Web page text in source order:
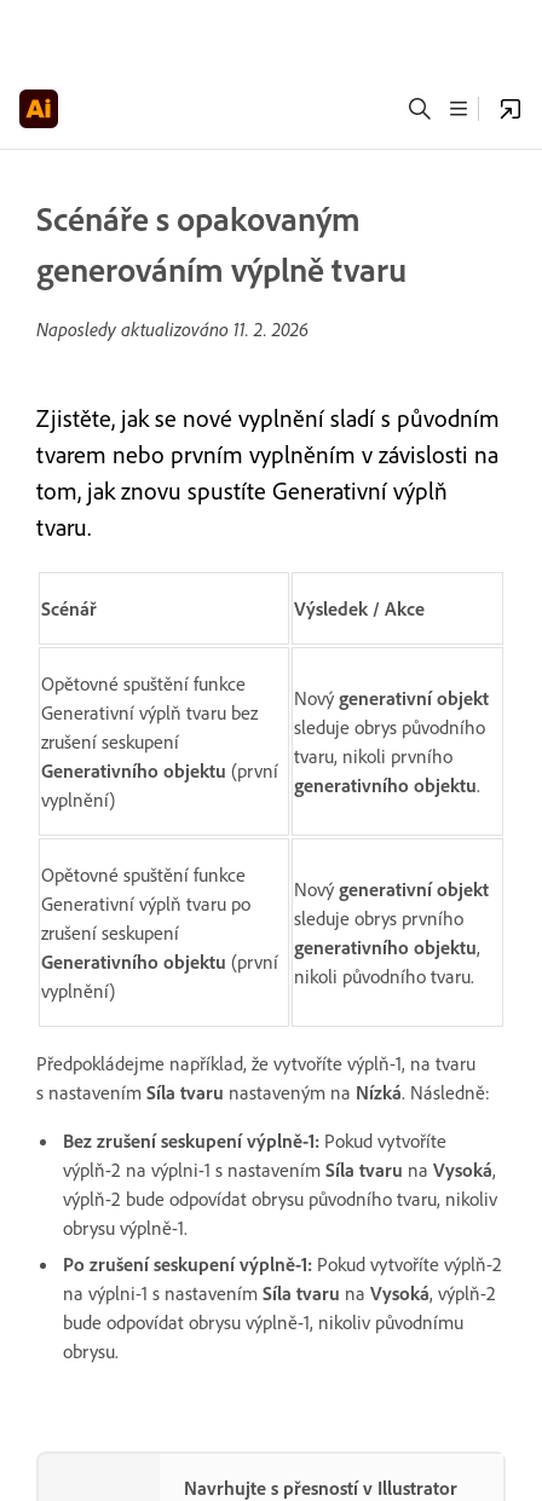
Scénáře s opakovaným
generováním výplně tvaru
Naposledy aktualizováno 11. 2. 2026
Zjistěte, jak se nové vyplnění sladí s původním
tvarem nebo prvním vyplněním v závislosti na
tom, jak znovu spustíte Generativní výplň
tvaru.
Scénář Výsledek / Akce
Opětovné spuštění funkce
Generativní výplň tvaru bez
zrušení seskupení
Generativního objektu (první
vyplnění)
Nový generativní objekt
sleduje obrys původního
tvaru, nikoli prvního
generativního objektu.
Opětovné spuštění funkce
Generativní výplň tvaru po
zrušení seskupení
Generativního objektu (první
vyplnění)
Nový generativní objekt
sleduje obrys prvního
generativního objektu,
nikoli původního tvaru.
Předpokládejme například, že vytvoříte výplň-1, na tvaru
s nastavením Síla tvaru nastaveným na Nízká. Následně:
Bez zrušení seskupení výplně-1: Pokud vytvoříte
výplň-2 na výplni-1 s nastavením Síla tvaru na Vysoká,
výplň-2 bude odpovídat obrysu původního tvaru, nikoliv
obrysu výplně-1.
Po zrušení seskupení výplně-1: Pokud vytvoříte výplň-2
na výplni-1 s nastavením Síla tvaru na Vysoká, výplň-2
bude odpovídat obrysu výplně-1, nikoliv původnímu
obrysu.
Navrhujte s přesností v Illustrator